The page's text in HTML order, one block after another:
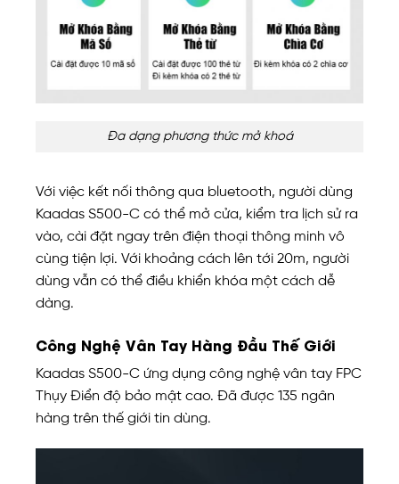
Đa dạng phương thức mở khoá
Với việc kết nối thông qua bluetooth, người dùng
Kaadas S500-C có thể mở cửa, kiểm tra lịch sử ra
vào, cài đặt ngay trên điện thoại thông minh vô
cùng tiện lợi. Với khoảng cách lên tới 20m, người
dùng vẫn có thể điều khiển khóa một cách dễ
dàng.
Công Nghệ Vân Tay Hàng Đầu Thế Giới
Kaadas S500-C ứng dụng công nghệ vân tay FPC
Thụy Điển độ bảo mật cao. Đã được 135 ngân
hàng trên thế giới tin dùng.